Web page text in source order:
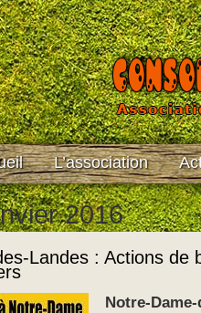
L’association
2016
Landes : Actions de
Notre-